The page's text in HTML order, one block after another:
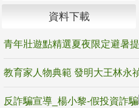
資料下載
反詐騙宣導_楊小黎-假投資詐騙